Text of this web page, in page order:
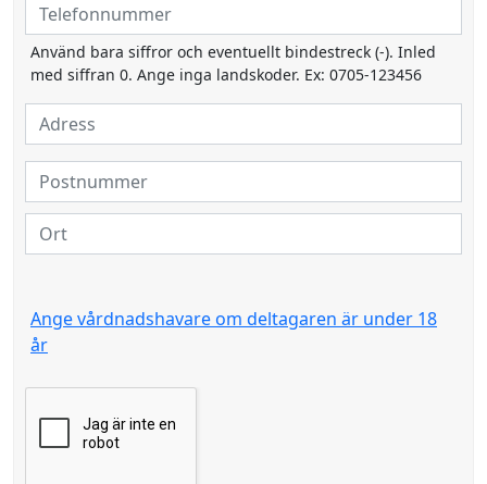
Använd bara siffror och eventuellt bindestreck (-). Inled
med siffran 0. Ange inga landskoder. Ex: 0705-123456
Ange vårdnadshavare om deltagaren är under 18
år